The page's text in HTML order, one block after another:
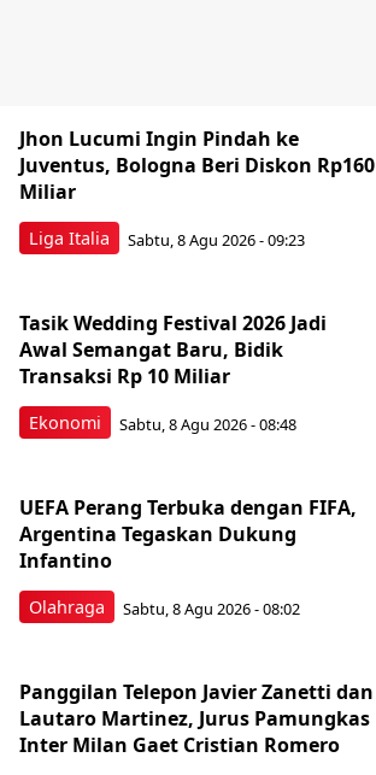
Liga Italia
Jhon Lucumi Ingin Pindah ke
Juventus, Bologna Beri Diskon Rp160
Miliar
Sabtu, 8 Agu 2026 - 09:23
Ekonomi
Tasik Wedding Festival 2026 Jadi
Awal Semangat Baru, Bidik
Transaksi Rp 10 Miliar
Sabtu, 8 Agu 2026 - 08:48
Olahraga
UEFA Perang Terbuka dengan FIFA,
Argentina Tegaskan Dukung
Infantino
Sabtu, 8 Agu 2026 - 08:02
Panggilan Telepon Javier Zanetti dan
Lautaro Martinez, Jurus Pamungkas
Inter Milan Gaet Cristian Romero